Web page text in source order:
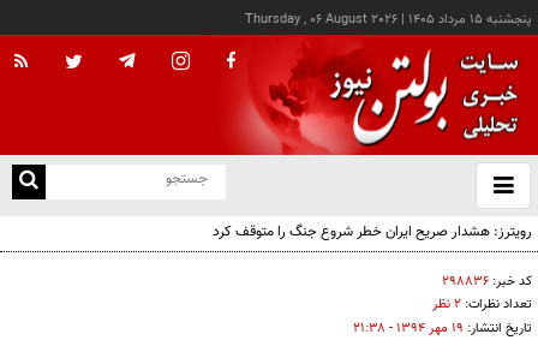
پنجشنبه ۱۵ مرداد ۱۴۰۵ |
Thursday , 06 August 2026
باز
و
کد خبر: ۲۹۸۸۳۶
تعداد نظرات: ۲ نظر
تاریخ انتشار: ۱۹ مهر ۱۳۹۴ - ۲۱:۳۸